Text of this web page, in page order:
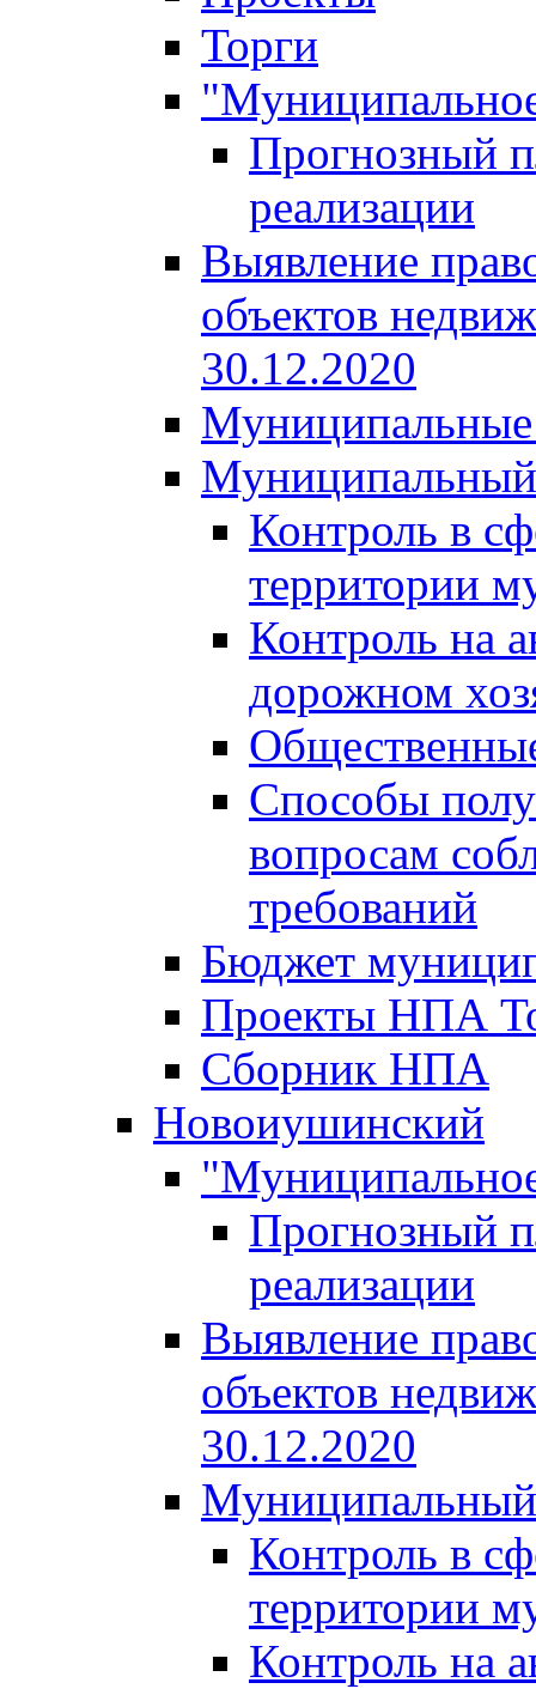
Торги
Прогнозный
реализации
Выявление
объектов
30.12.2020
Муниципальные
Муниципальный
Контроль в
территории
Контроль на
дорожном
Способы
вопросам
требований
Бюджет
Проекты НПА
Сборник НПА
Новоиушинский
Прогнозный
реализации
Выявление
объектов
30.12.2020
Муниципальный
Контроль в
территории
Контроль на